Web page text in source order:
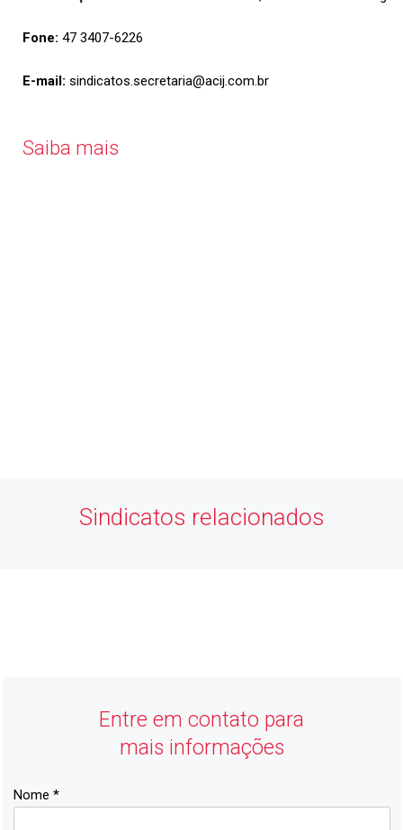
Fone: 47 3407-6226
E-mail: sindicatos.secretaria@acij.com.br
Saiba mais
Sindicatos relacionados
Entre em contato para
mais informações
Nome *